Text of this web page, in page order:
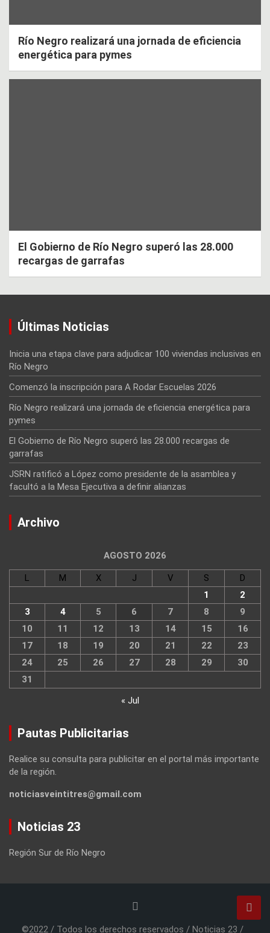
Río Negro realizará una jornada de eficiencia
energética para pymes
El Gobierno de Río Negro superó las 28.000
recargas de garrafas
Últimas Noticias
Inicia una etapa clave para adjudicar 100 viviendas inclusivas en
Río Negro
Comenzó la inscripción para A Rodar Escuelas 2026
Río Negro realizará una jornada de eficiencia energética para
pymes
El Gobierno de Río Negro superó las 28.000 recargas de
garrafas
JSRN ratificó a López como presidente de la asamblea y
facultó a la Mesa Ejecutiva a definir alianzas
Archivo
AGOSTO 2026
L M X J V S
D
1
2
3
4 5 6 7 8
9
10
11 12 13 14 15
16
17
18 19 20 21 22
23
24
25 26 27 28 29
30
31
« Jul
Pautas Publicitarias
Realice su consulta para publicitar en el portal más importante
de la región.
noticiasveintitres@gmail.com
Noticias 23
Región Sur de Río Negro
©2022 / Todos los derechos reservados / Noticias 23 /